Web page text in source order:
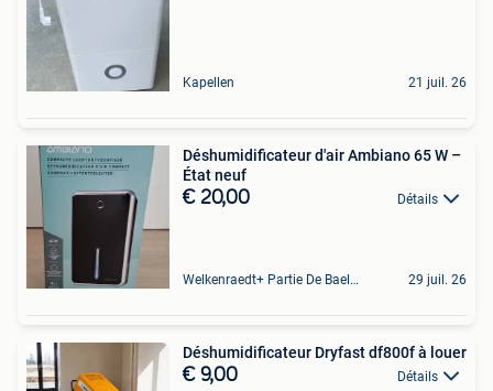
Kapellen 21 juil. 26
Déshumidificateur d'air Ambiano 65 W –
État neuf
€ 20,00 Détails
Welkenraedt+ Partie De Baelen 29 juil. 26
Déshumidificateur Dryfast df800f à louer
€ 9,00 Détails